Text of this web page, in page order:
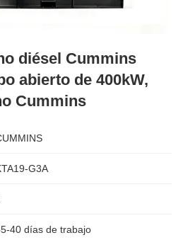
diésel Cummins
abierto de 400kW,
Cummins
G3A
40 días de trabajo